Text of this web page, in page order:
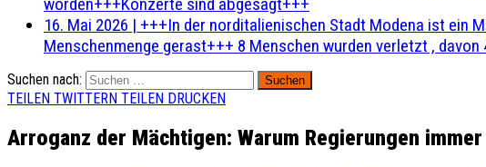
16. Mai 2026 | +++In der norditalienischen Stadt Modena ist ein
Menschenmenge gerast+++ 8 Menschen wurden verletzt , davon
Suchen nach:
TEILEN TWITTERN TEILEN DRUCKEN
Arroganz der Mächtigen: Warum Regierungen